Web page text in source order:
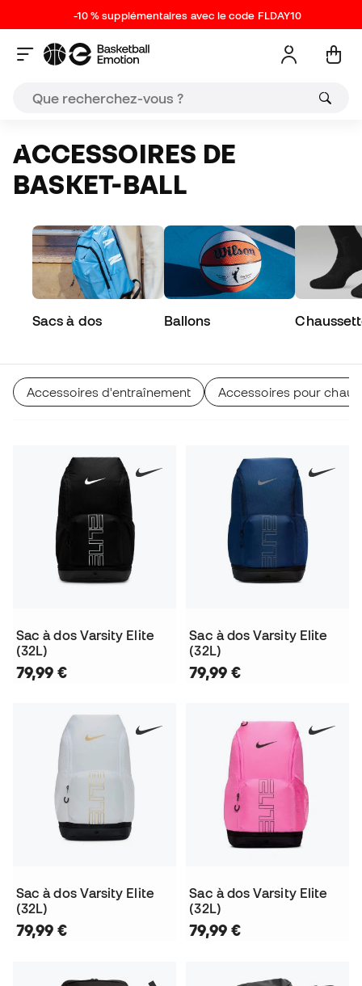
-10 % supplémentaires avec le code FLDAY10
ACCESSOIRES DE
BASKET-BALL
Sacs à dos Ballons
Accessoires d'entraînement Accessoires pour
Sac à dos Varsity Elite
(32L)
79,99 €
Sac à dos Varsity Elite
(32L)
79,99 €
Sac à dos Varsity Elite
(32L)
79,99 €
Sac à dos Varsity Elite
(32L)
79,99 €